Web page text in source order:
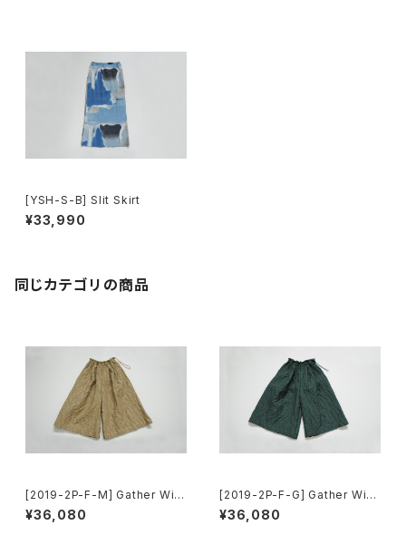
[YSH-S-B] Slit Skirt
¥33,990
同じカテゴリの商品
[2019-2P-F-M] Gather Wid
e Pants
¥36,080
[2019-2P-F-G] Gather Wid
e Pants
¥36,080